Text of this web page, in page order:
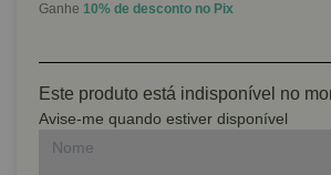
Ganhe 10% de desconto no Pix
Este produto está indisponível no
Avise-me quando estiver disponível